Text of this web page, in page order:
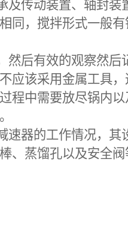
传动装置、轴封
同，搅拌形式一般
后有效的观察然
应该采用金属工具，
程中需要放尽锅内
器的工作情况，
、蒸馏孔以及安全阀